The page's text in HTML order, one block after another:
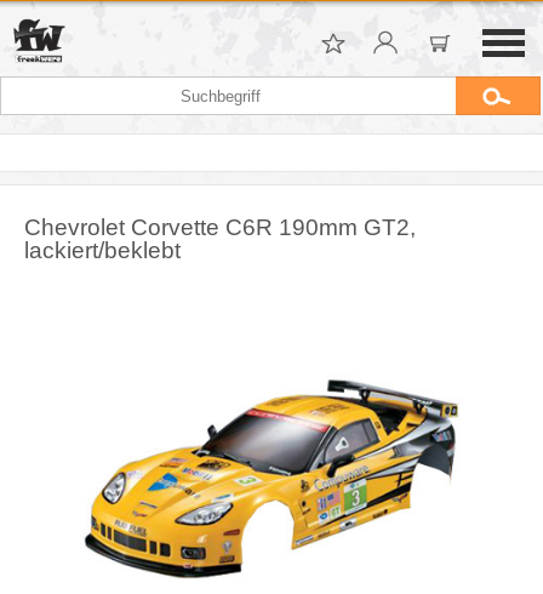
Chevrolet Corvette C6R 190mm GT2,
lackiert/beklebt